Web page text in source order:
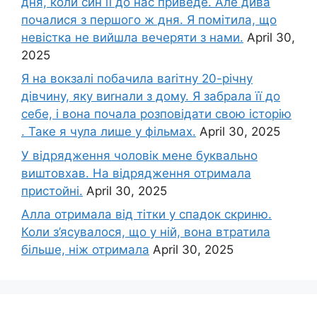
почалися з першого ж дня. Я помітила, що
невістка не вийшла вечеряти з нами. April 30,
2025
Я на вокзалі побачила ваrітну 20-річну
дівчину, яку виrнали з дому. Я забрала її до
себе, і вона почала розповідати свою історію
. Таке я чула лише у фільмах. April 30, 2025
У відрядження чоловік мене буквально
виштовхав. На відрядження отримала
пристойні. April 30, 2025
Алла отримала від тітки у спадок скриню.
Коли з’ясувалося, що у ній, вона втратила
більше, ніж отримала April 30, 2025